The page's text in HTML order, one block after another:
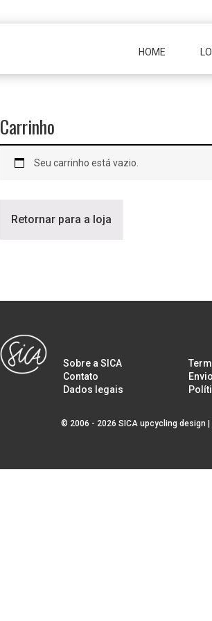
HOME
Carrinho
Seu carrinho está vazio.
Retornar para a loja
Sobre a SICA
Contato
Dados legais
© 2006 - 2026 SICA upcycling design |